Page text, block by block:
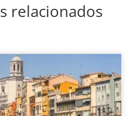
relacionados